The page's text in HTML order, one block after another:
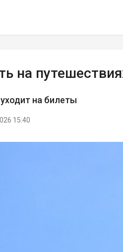
на
на билеты
15:40